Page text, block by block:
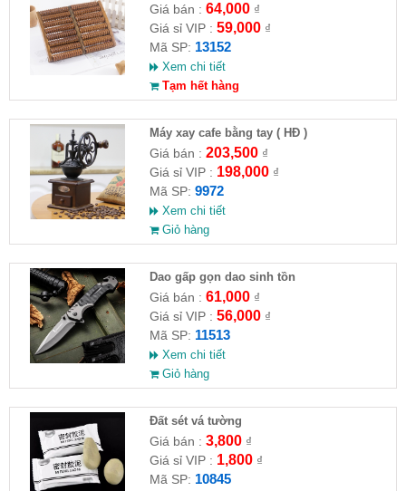
Giá bán : 64,000₫
Giá sỉ VIP : 59,000₫
Mã SP: 13152
Xem chi tiết
Tạm hết hàng
Máy xay cafe bằng tay ( HĐ )
Giá bán : 203,500₫
Giá sỉ VIP : 198,000₫
Mã SP: 9972
Xem chi tiết
Giỏ hàng
Dao gấp gọn dao sinh tồn
Giá bán : 61,000₫
Giá sỉ VIP : 56,000₫
Mã SP: 11513
Xem chi tiết
Giỏ hàng
Đất sét vá tường
Giá bán : 3,800₫
Giá sỉ VIP : 1,800₫
Mã SP: 10845